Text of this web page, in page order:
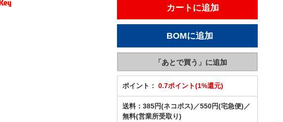
ポイント： 0.7ポイント(1%還元)
送料： 385円(ネコポス) ／550円(宅急便) ／
無料(営業所受取り)